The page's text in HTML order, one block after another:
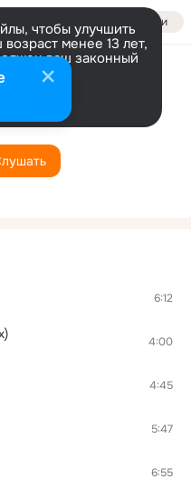
Войти
чтобы улучшить
менее 13 лет,
ваш законный
Mix)
6:12
4:00
4:45
5:47
6:55